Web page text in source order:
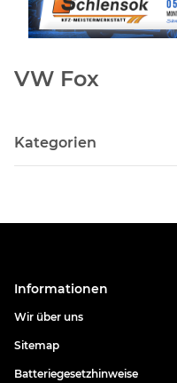
VW Fox
Kategorien
Informationen
Wir über uns
Sitemap
Batteriegesetzhinweise